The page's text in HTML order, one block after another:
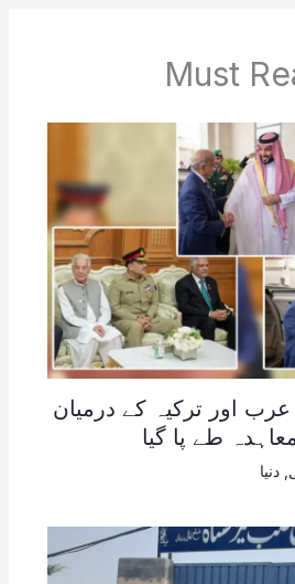
Must
اور ترکیہ کے درمیان
طے پا گیا
دنیا